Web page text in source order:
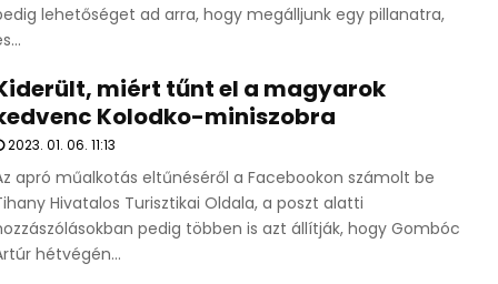
lehetőséget ad arra, hogy megálljunk egy pillanatra,
miért tűnt el a magyarok
Kolodko-miniszobra
2023. 01. 06. 11:13
apró műalkotás eltűnéséről a Facebookon számolt be
Hivatalos Turisztikai Oldala, a poszt alatti
pedig többen is azt állítják, hogy Gombóc
hétvégén...